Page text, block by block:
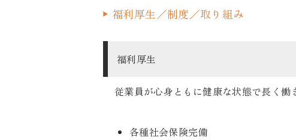
福利厚生／制度／取り組み
福利厚生
従業員が心身ともに健康な状態で長く
各種社会保険完備